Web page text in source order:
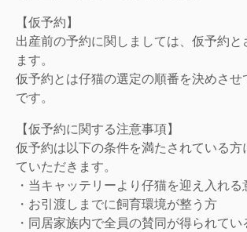
【仮予約】
出産前の予約に関しましては、仮予約と
ます。
仮予約とは仔猫の選定の順番を決めさ
です。
【仮予約に関する注意事項】
仮予約は以下の条件を満たされている
ていただきます。
・当キャッテリーより仔猫を迎え入れ
・お引渡しまでに飼育環境が整う方
・同居家族内で全員の賛同が得られてい